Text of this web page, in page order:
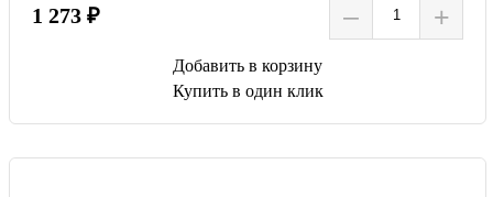
1 273 ₽ – +
Добавить в корзину
Купить в один клик